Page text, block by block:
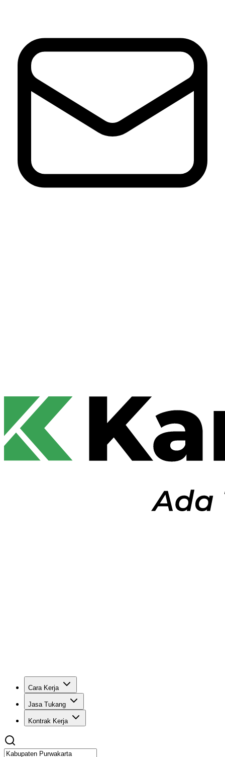
Cara Kerja
Jasa Tukang
Kontrak Kerja